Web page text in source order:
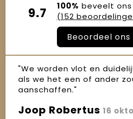
9.7 100% beveelt
(152
Beoordeel ons
"We worden vlot en
als we het een of ander
aanschaffen."
Joop Robertus 16